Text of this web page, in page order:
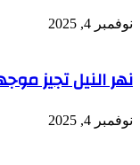
نوفمبر 4, 2025
نهر النيل تجيز
نوفمبر 4, 2025